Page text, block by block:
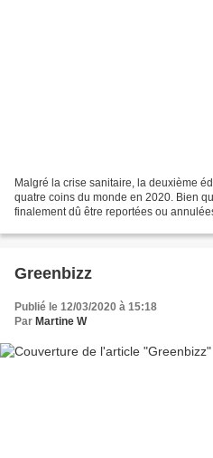
Malgré la crise sanitaire, la deuxième
quatre coins du monde en 2020. Bien
finalement dû être reportées ou
Greenbizz
Publié le 12/03/2020 à 15:18
Par Martine W